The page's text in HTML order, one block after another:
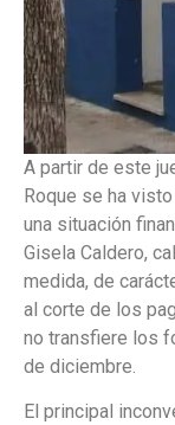
A partir de este
Roque se ha
una situación
Gisela Caldero,
medida, de
al corte de los
no transfiere los
de diciembre.
El principal